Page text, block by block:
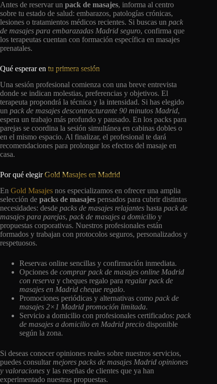
Antes de reservar un pack de masajes, informa al centro
sobre tu estado de salud: embarazos, patologías crónicas,
lesiones o tratamientos médicos recientes. Si buscas un pack
de masajes para embarazadas Madrid seguro, confirma que
los terapeutas cuentan con formación específica en masajes
prenatales.
Qué esperar en tu primera sesión
Una sesión profesional comienza con una breve entrevista
donde se indican molestias, preferencias y objetivos. El
terapeuta propondrá la técnica y la intensidad. Si has elegido
un pack de masajes descontracturante 90 minutos Madrid,
espera un trabajo más profundo y pausado. En los packs para
parejas se coordina la sesión simultánea en cabinas dobles o
en el mismo espacio. Al finalizar, el profesional te dará
recomendaciones para prolongar los efectos del masaje en
casa.
Por qué elegirGold Masajes en Madrid
En Gold Masajes nos especializamos en ofrecer una amplia
selección de packs de masajes pensados para cubrir distintas
necesidades: desde packs de masajes relajantes hasta pack de
masajes para parejas, pack de masajes a domicilio y
propuestas corporativas. Nuestros profesionales están
formados y trabajan con protocolos seguros, personalizados y
respetuosos.
Reservas online sencillas y confirmación inmediata.
Opciones de comprar pack de masajes online Madrid
con reserva y cheques regalo para regalar pack de
masajes en Madrid cheque regalo.
Promociones periódicas y alternativas como pack de
masajes 2×1 Madrid promoción limitada.
Servicio a domicilio con profesionales certificados: pack
de masajes a domicilio en Madrid precio disponible
según la zona.
Si deseas conocer opiniones reales sobre nuestros servicios,
puedes consultar mejores packs de masajes Madrid opiniones
y valoraciones y las reseñas de clientes que ya han
experimentado nuestras propuestas.